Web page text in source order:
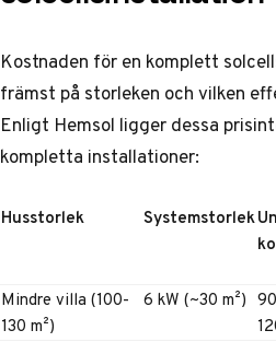
Kostnaden för en komplett
främst på storleken och vilken
Enligt Hemsol ligger dessa
kompletta installationer:
Husstorlek Systemstorlek
Mindre villa (100-
130 m²)
6 kW (~30 m²)